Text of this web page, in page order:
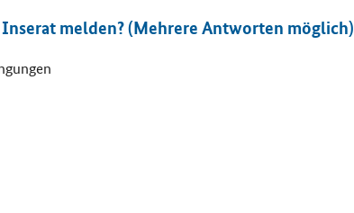
melden? (Mehrere Antworten möglich)